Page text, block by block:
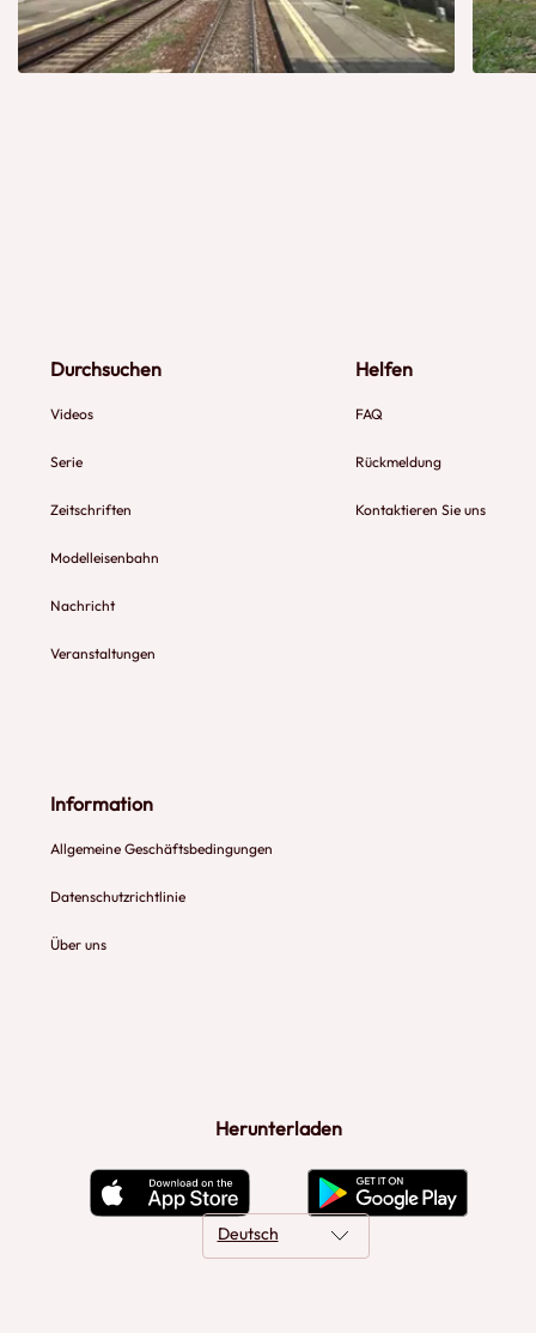
Durchsuchen
Videos
Serie
Zeitschriften
Modelleisenbahn
Nachricht
Veranstaltungen
Helfen
FAQ
Rückmeldung
Kontaktieren Sie uns
Information
Allgemeine Geschäftsbedingungen
Datenschutzrichtlinie
Über uns
Herunterladen
Deutsch